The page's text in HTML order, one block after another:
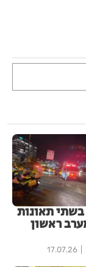
בשתי תאונות
ראשון
17.07.26